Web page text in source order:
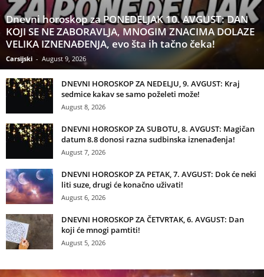
Dnevni horoskop za PONEDELJAK 10. AVGUST: DAN
KOJI SE NE ZABORAVLJA, MNOGIM ZNACIMA DOLAZE
VELIKA IZNENAĐENJA, evo šta ih tačno čeka!
Carsijski - August 9, 2026
DNEVNI HOROSKOP ZA NEDELJU, 9. AVGUST: Kraj
sedmice kakav se samo poželeti može!
August 8, 2026
DNEVNI HOROSKOP ZA SUBOTU, 8. AVGUST: Magičan
datum 8.8 donosi razna sudbinska iznenađenja!
August 7, 2026
DNEVNI HOROSKOP ZA PETAK, 7. AVGUST: Dok će neki
liti suze, drugi će konačno uživati!
August 6, 2026
DNEVNI HOROSKOP ZA ČETVRTAK, 6. AVGUST: Dan
koji će mnogi pamtiti!
August 5, 2026